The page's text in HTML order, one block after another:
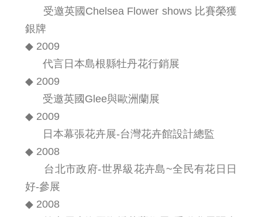
受邀英國Chelsea Flower shows 比賽榮獲
銀牌
◆ 2009
代言日本島根縣牡丹花行銷展
◆ 2009
受邀英國Glee與歐洲蘭展
◆ 2009
日本幕張花卉展-台灣花卉館設計總監
◆ 2008
台北市政府-世界級花卉島~全民有花日日
好-參展
◆ 2008